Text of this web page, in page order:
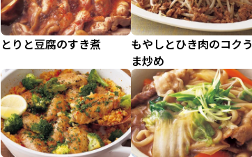
とりと豆腐のすき煮
もやしとひき肉のコクう
ま炒め